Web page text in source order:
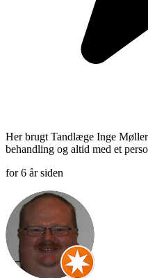
Her brugt Tandlæge Inge
behandling og altid med et
for 6 år siden